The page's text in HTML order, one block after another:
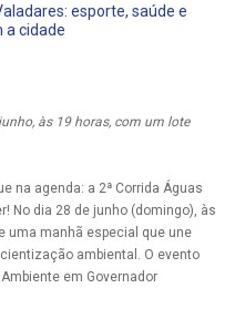
esporte, saúde e
a cidade
às 19 horas, com um lote
na agenda: a 2ª Corrida Águas
No dia 28 de junho (domingo), às
uma manhã especial que une
ambiental. O evento
em Governador